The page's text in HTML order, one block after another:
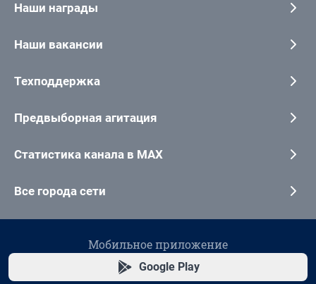
Наши награды
Наши вакансии
Техподдержка
Предвыборная агитация
Статистика канала в MAX
Все города сети
Мобильное приложение
Google Play